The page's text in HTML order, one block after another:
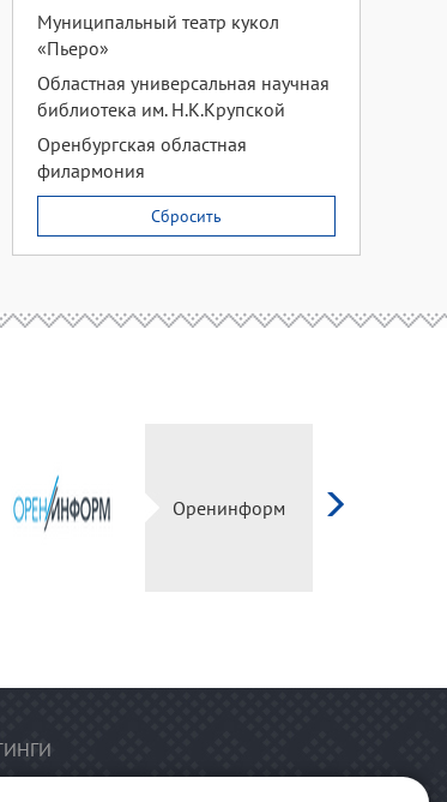
Муниципальный театр кукол
«Пьеро»
Областная универсальная научная
библиотека им. Н.К.Крупской
Оренбургская областная
филармония
Сбросить
Оренинформ